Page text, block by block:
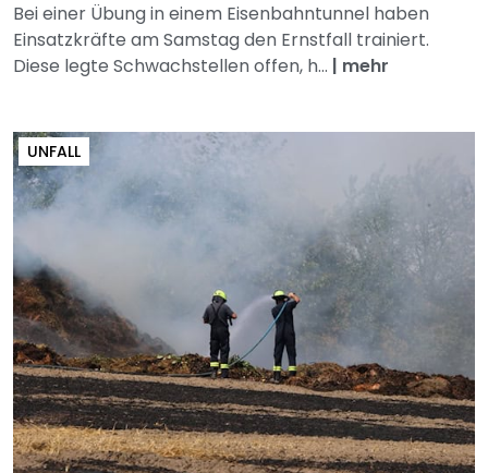
Bei einer Übung in einem Eisenbahntunnel haben
Einsatzkräfte am Samstag den Ernstfall trainiert.
Diese legte Schwachstellen offen, h... | mehr
UNFALL